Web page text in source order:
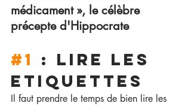
médicament », le célèbre
précepte d'Hippocrate
#1 : liRE les
etiquettes
Il faut prendre le temps de bien lire les